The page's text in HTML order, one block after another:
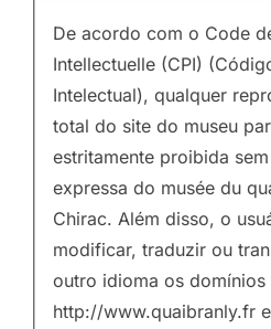
De acordo com o Code
Intellectuelle (CPI)
Intelectual), qualquer
total do site do museu
estritamente proibida
expressa do musée du
Chirac. Além disso, o
modificar, traduzir ou
outro idioma os domínios
http://www.quaibranly.fr